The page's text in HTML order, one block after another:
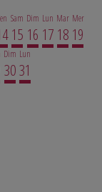
Sam
15
Dim
16
Lun
17
Mar
18
Mer
19
Dim
30
Lun
31